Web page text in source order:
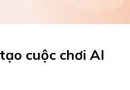
cuộc chơi AI